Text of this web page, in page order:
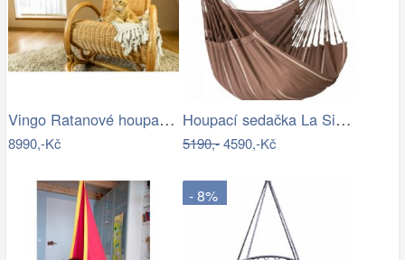
Vingo Ratanové houpací křeslo - medové
8990,-Kč
Houpací sedačka La Siesta HABANA - IN
5190,-4590,-Kč
- 8%